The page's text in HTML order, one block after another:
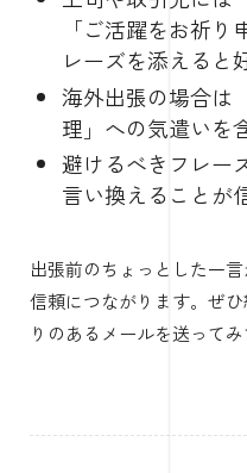
「ご活躍をお祈
レーズを添えると
海外出張の場合は
理」への気遣いを
避けるべきフレー
言い換えることが
出張前のちょっとした一
信頼につながります。ぜ
りのあるメールを送ってみ